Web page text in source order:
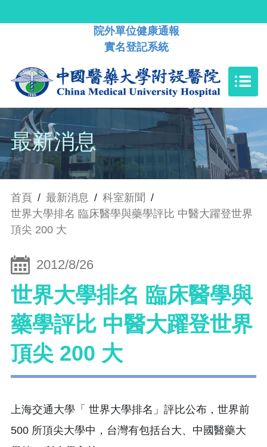
院外單位健康通報
實名登記系統
最新消息
首頁 / 最新消息 / 科室新聞 /
世界大學排名 臨床醫學與藥學評比 中醫大躍登世界
頂尖 200 大
2012/8/26
世界大學排名 臨床醫學與
藥學評比 中醫大躍登世界
頂尖 200 大
上海交通大學「 世界大學排名」評比公布，世界前
500 所頂尖大學中，台灣有包括台大、中國醫藥大